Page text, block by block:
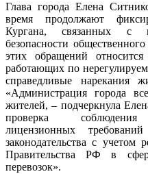
Глава города Елена
время продолжают
Кургана, связанных с
безопасности
этих обращений относится
работающих по
справедливые нарекания
«Администрация города
жителей, – подчеркнула
проверка соблюдения
лицензионных
законодательства с
Правительства РФ в
перевозок».